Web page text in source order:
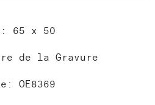
65 x 50
de la Gravure
OE8369